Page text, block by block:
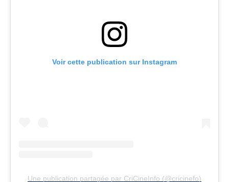
Voir cette publication sur Instagram
Une publication partagée par CriCineInfo (@cricinefo)